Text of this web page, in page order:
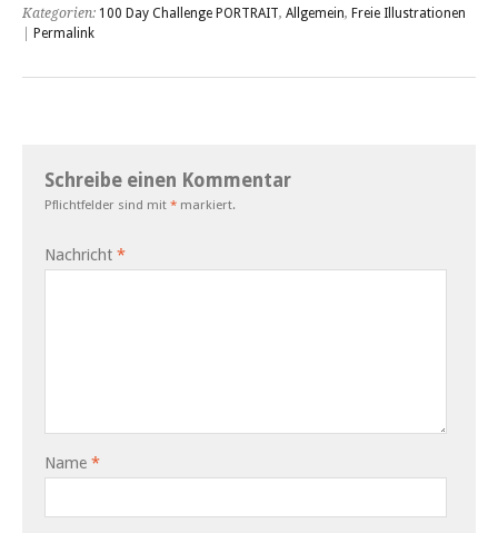
Kategorien: 100 Day Challenge PORTRAIT, Allgemein, Freie Illustrationen
Permalink
Schreibe einen Kommentar
Pflichtfelder sind mit * markiert.
Nachricht *
Name *